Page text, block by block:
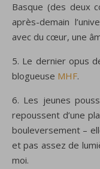
Basque (des deux
après-demain
avec du cœur, une
5. Le dernier opus
blogueuse MHF.
6. Les jeunes
repoussent d’une
bouleversement –
et pas assez de
moi.